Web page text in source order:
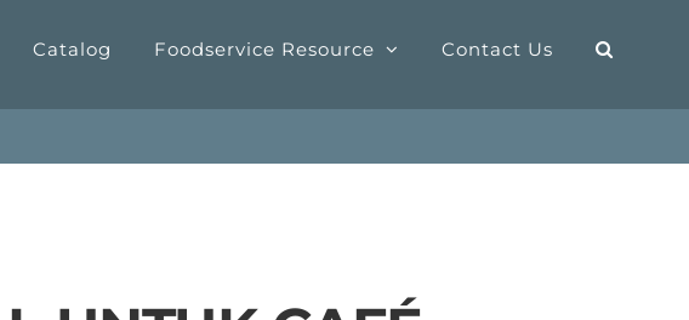
Catalog Foodservice Resource Contact Us